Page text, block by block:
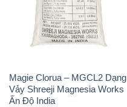
Magie Clorua – MGCL2 Dạng
Vảy Shreeji Magnesia Works
Ấn Độ India